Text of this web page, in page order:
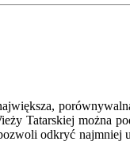
Tatarskiej można
odkryć najmniej